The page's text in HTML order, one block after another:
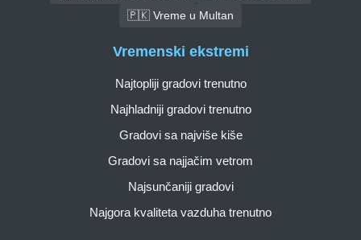
🇵🇰 Vreme u Multan
Vremenski ekstremi
Najtopliji gradovi trenutno
Najhladniji gradovi trenutno
Gradovi sa najviše kiše
Gradovi sa najjačim vetrom
Najsunčaniji gradovi
Najgora kvaliteta vazduha trenutno